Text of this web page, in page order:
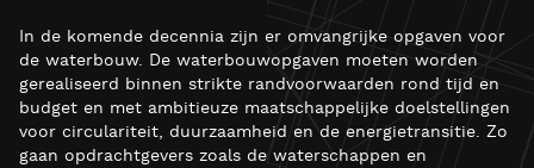
In de komende decennia zijn er omvangrijke opgaven voor
de waterbouw. De waterbouwopgaven moeten worden
gerealiseerd binnen strikte randvoorwaarden rond tijd en
budget en met ambitieuze maatschappelijke doelstellingen
voor circulariteit, duurzaamheid en de energietransitie. Zo
gaan opdrachtgevers zoals de waterschappen en